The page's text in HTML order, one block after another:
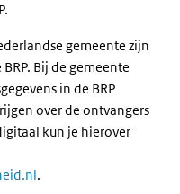
gemeente zijn
Bij de gemeente
in de BRP
over de ontvangers
kun je hierover
.